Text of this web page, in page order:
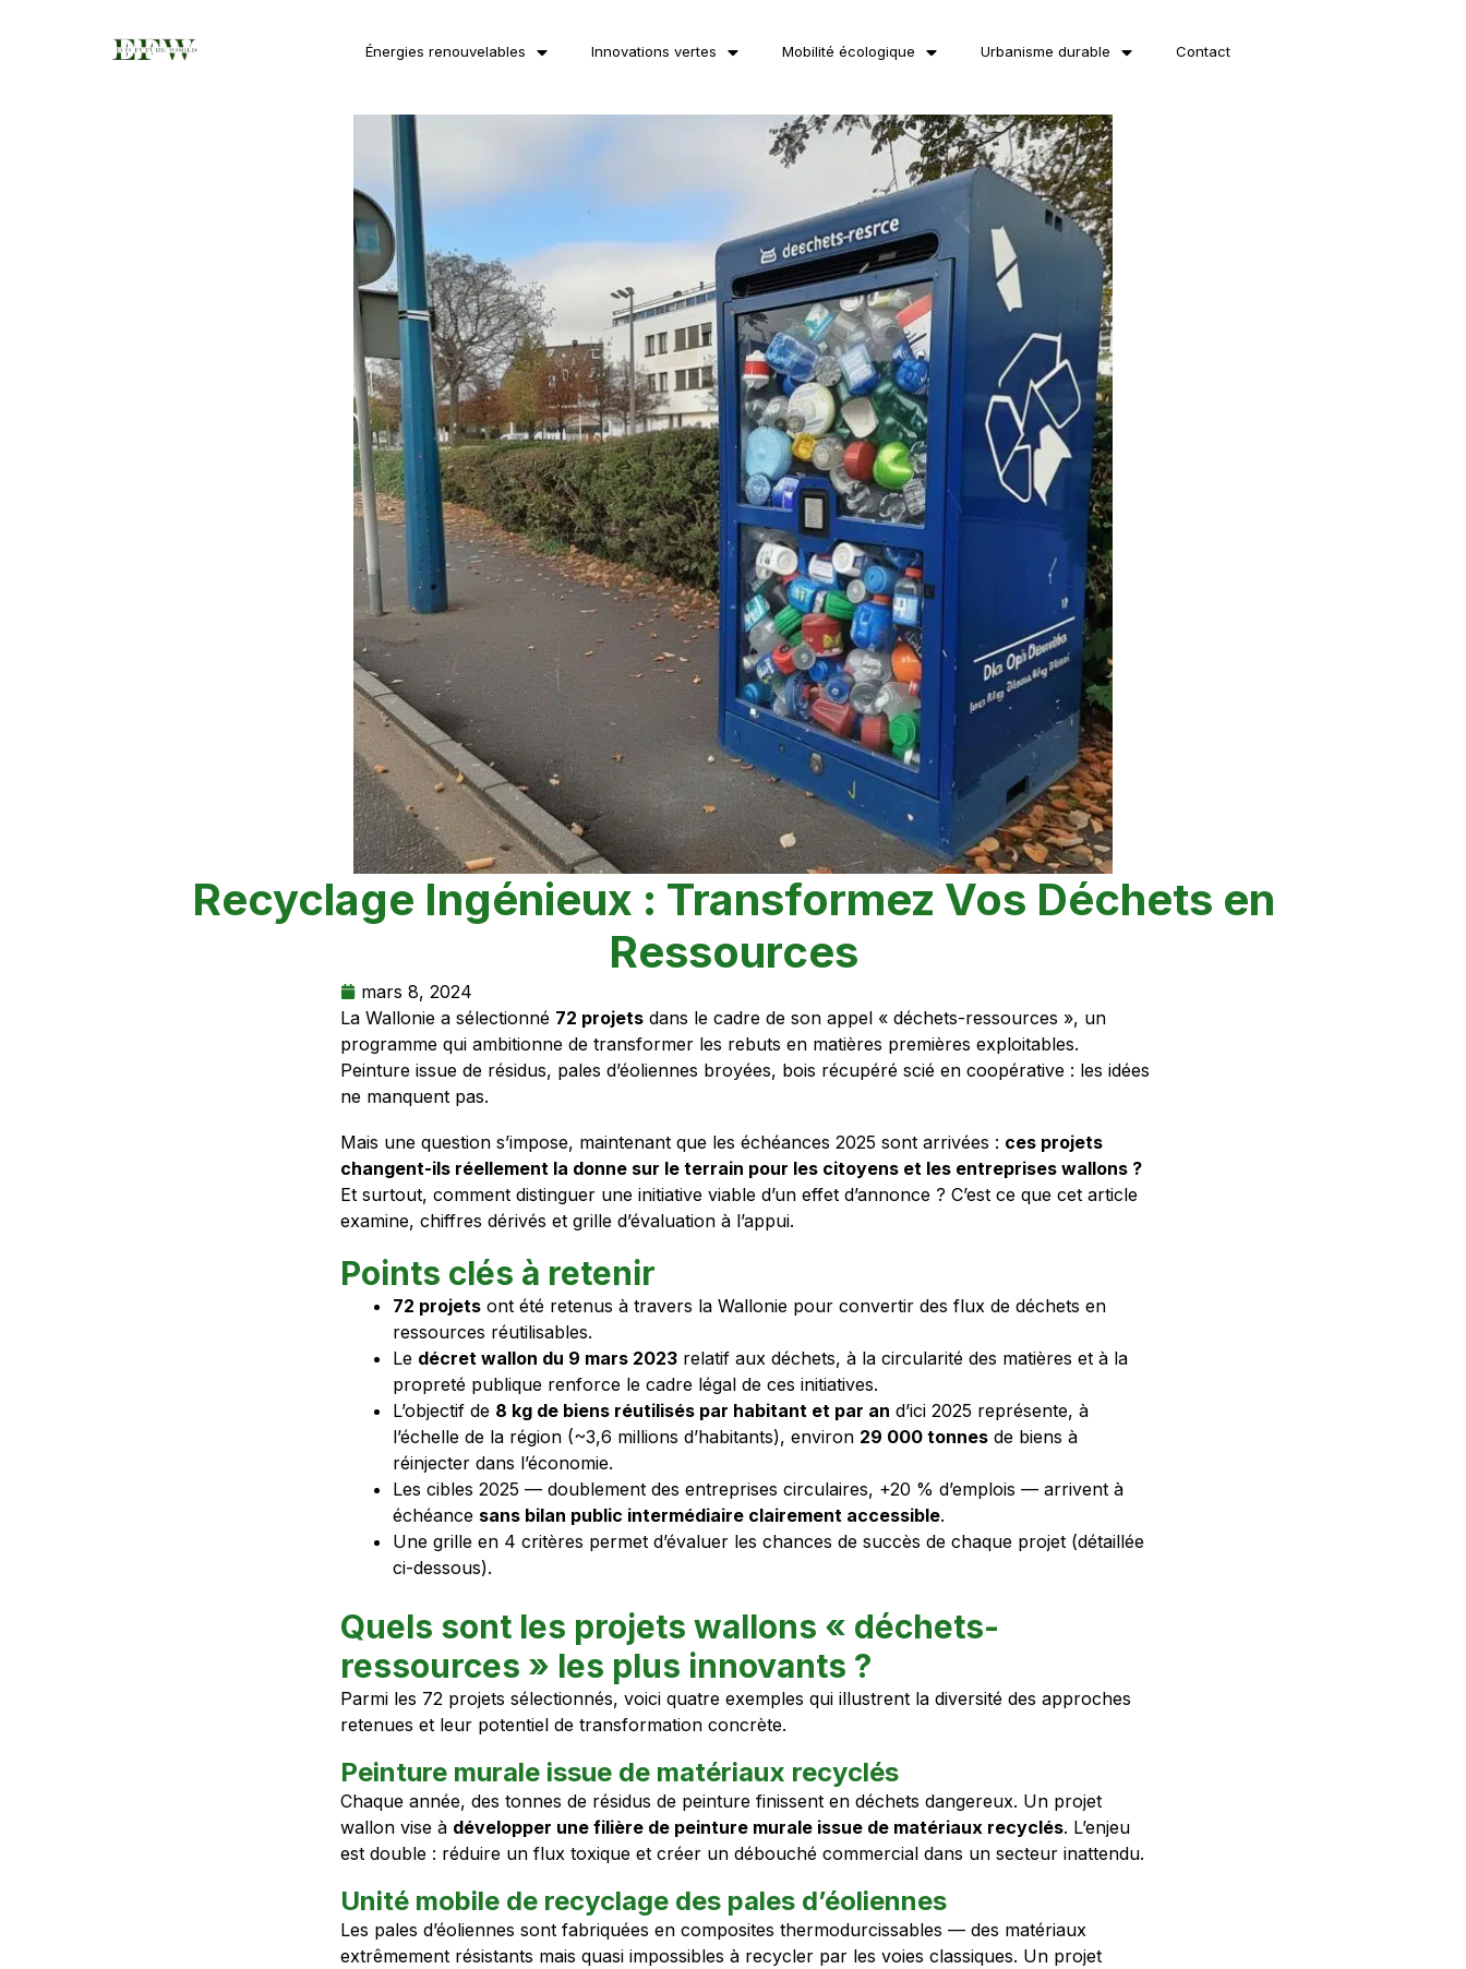
Énergies renouvelables Innovations vertes Mobilité écologique Urbanisme durable Contact
Recyclage Ingénieux : Transformez Vos Déchets en
Ressources
mars 8, 2024
La Wallonie a sélectionné 72 projets dans le cadre de son appel « déchets-ressources », un
programme qui ambitionne de transformer les rebuts en matières premières exploitables.
Peinture issue de résidus, pales d’éoliennes broyées, bois récupéré scié en coopérative : les idées
ne manquent pas.
Mais une question s’impose, maintenant que les échéances 2025 sont arrivées : ces projets
changent-ils réellement la donne sur le terrain pour les citoyens et les entreprises wallons ?
Et surtout, comment distinguer une initiative viable d’un effet d’annonce ? C’est ce que cet article
examine, chiffres dérivés et grille d’évaluation à l’appui.
Points clés à retenir
72 projets ont été retenus à travers la Wallonie pour convertir des flux de déchets en
ressources réutilisables.
Le décret wallon du 9 mars 2023 relatif aux déchets, à la circularité des matières et à la
propreté publique renforce le cadre légal de ces initiatives.
L’objectif de 8 kg de biens réutilisés par habitant et par an d’ici 2025 représente, à
l’échelle de la région (~3,6 millions d’habitants), environ 29 000 tonnes de biens à
réinjecter dans l’économie.
Les cibles 2025 — doublement des entreprises circulaires, +20 % d’emplois — arrivent à
échéance sans bilan public intermédiaire clairement accessible.
Une grille en 4 critères permet d’évaluer les chances de succès de chaque projet (détaillée
ci-dessous).
Quels sont les projets wallons « déchets-
ressources » les plus innovants ?
Parmi les 72 projets sélectionnés, voici quatre exemples qui illustrent la diversité des approches
retenues et leur potentiel de transformation concrète.
Peinture murale issue de matériaux recyclés
Chaque année, des tonnes de résidus de peinture finissent en déchets dangereux. Un projet
wallon vise à développer une filière de peinture murale issue de matériaux recyclés. L’enjeu
est double : réduire un flux toxique et créer un débouché commercial dans un secteur inattendu.
Unité mobile de recyclage des pales d’éoliennes
Les pales d’éoliennes sont fabriquées en composites thermodurcissables — des matériaux
extrêmement résistants mais quasi impossibles à recycler par les voies classiques. Un projet